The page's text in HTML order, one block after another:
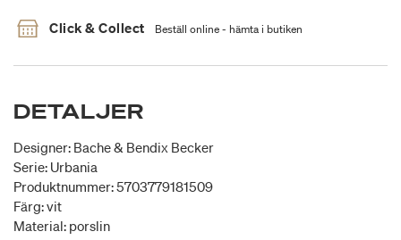
Click & Collect Beställ online - hämta i butiken
DETALJER
Designer: Bache & Bendix Becker
Serie: Urbania
Produktnummer: 5703779181509
Färg: vit
Material: porslin